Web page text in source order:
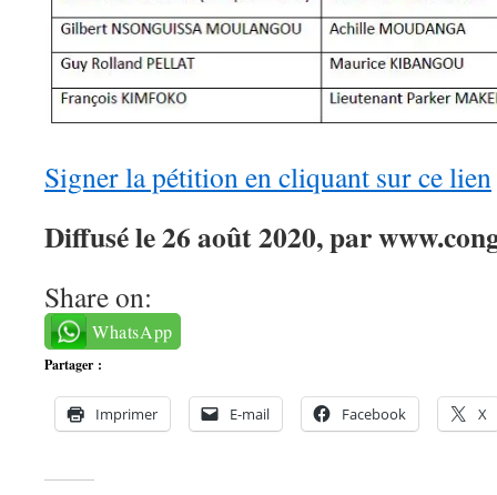
Signer la pétition en cliquant sur ce lien
Diffusé le 26 août 2020, par
Share on:
WhatsApp
Partager :
Imprimer E-mail Facebook X